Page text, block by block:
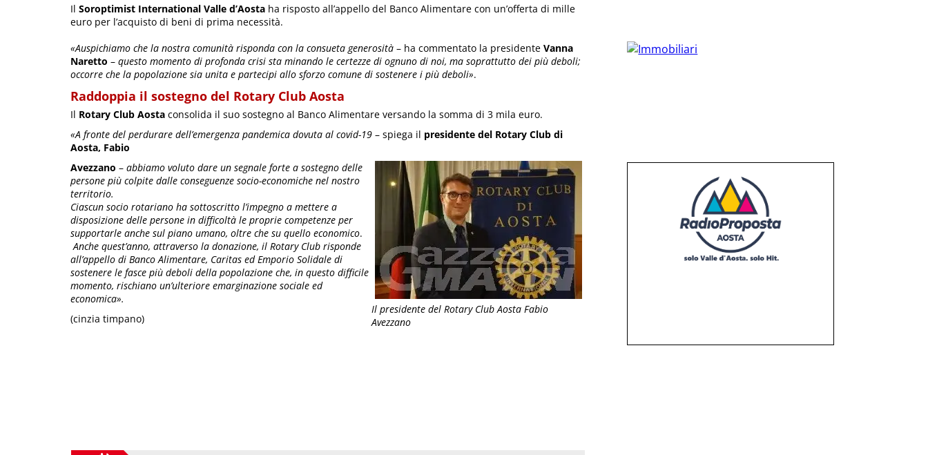
Il Soroptimist International Valle d’Aosta ha risposto all’appello del Banco Alimentare con un’offerta di mille
euro per l’acquisto di beni di prima necessità.
«Auspichiamo che la nostra comunità risponda con la consueta generosità – ha commentato la presidente Vanna
Naretto – questo momento di profonda crisi sta minando le certezze di ognuno di noi, ma soprattutto dei più deboli;
occorre che la popolazione sia unita e partecipi allo sforzo comune di sostenere i più deboli».
Raddoppia il sostegno del Rotary Club Aosta
Il Rotary Club Aosta consolida il suo sostegno al Banco Alimentare versando la somma di 3 mila euro.
«A fronte del perdurare dell’emergenza pandemica dovuta al covid-19 – spiega il presidente del Rotary Club di
Aosta, Fabio
Il presidente del Rotary Club Aosta Fabio
Avezzano
Avezzano – abbiamo voluto dare un segnale forte a sostegno delle
persone più colpite dalle conseguenze socio-economiche nel nostro
territorio.
Ciascun socio rotariano ha sottoscritto l’impegno a mettere a
disposizione delle persone in difficoltà le proprie competenze per
supportarle anche sul piano umano, oltre che su quello economico.
Anche quest’anno, attraverso la donazione, il Rotary Club risponde
all’appello di Banco Alimentare, Caritas ed Emporio Solidale di
sostenere le fasce più deboli della popolazione che, in questo difficile
momento, rischiano un’ulteriore emarginazione sociale ed
economica».
(cinzia timpano)